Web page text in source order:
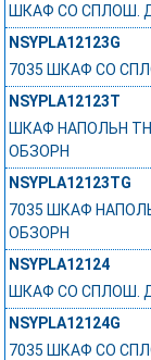
ШКАФ СО СПЛОШ.
NSYPLA12123G
7035 ШКАФ СО
NSYPLA12123T
ШКАФ НАПОЛЬН
ОБЗОРН
NSYPLA12123TG
7035 ШКАФ
ОБЗОРН
NSYPLA12124
ШКАФ СО СПЛОШ.
NSYPLA12124G
7035 ШКАФ СО